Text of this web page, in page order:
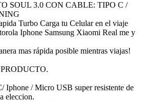
SOUL 3.0 CON CABLE: TIPO C /
Turbo Carga tu Celular en el viaje
Iphone Samsung Xiaomi Real me y
mas rápida posible mientras viajas!
Iphone / Micro USB super resistente de
eleccion.